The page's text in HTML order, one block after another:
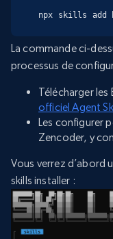
npx skills add
La commande ci-
processus de
Télécharger
officiel Agent
Les configurer
Zencoder, y
Vous verrez d’abord
skills installer :